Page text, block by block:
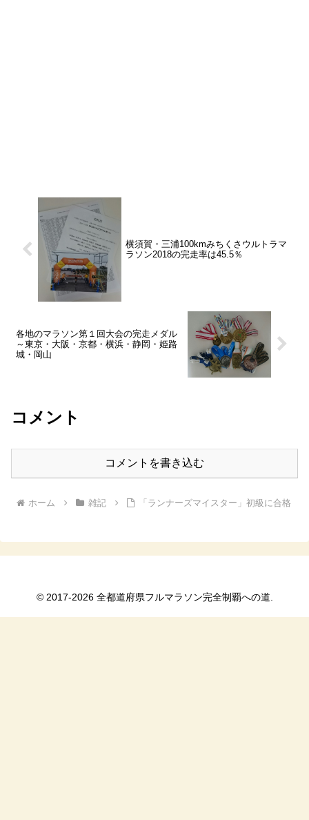
横須賀・三浦100kmみちくさウルトラマ
ラソン2018の完走率は45.5％
各地のマラソン第１回大会の完走メダル
～東京・大阪・京都・横浜・静岡・姫路
城・岡山
コメント
コメントを書き込む
ホーム 雑記 「ランナーズマイスター」初級に合格
© 2017-2026 全都道府県フルマラソン完全制覇への道.